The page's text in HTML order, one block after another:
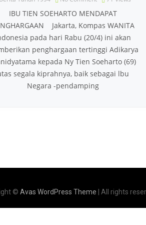
IBU TIEN SOEHARTO MENDAPAT
Jakarta, Kompas WANITA
pada hari Rabu (20/4) ini akan
penghargaan tertinggi Adikarya
kepada Ny Tien Soeharto (69)
segala kiprahnya, baik sebagai lbu
Negara -pendamping
© Avas WordPress Theme | All rights